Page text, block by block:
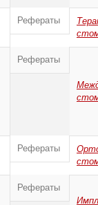
Рефераты
Рефераты
Рефераты
Рефераты